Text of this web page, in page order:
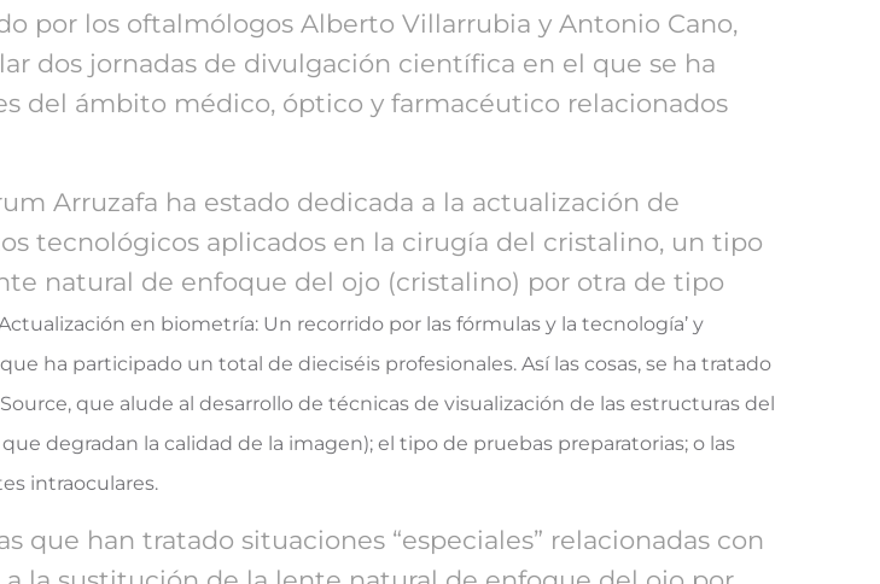
por los oftalmólogos Alberto Villarrubia y Antonio Cano,
dos jornadas de divulgación científica en el que se ha
del ámbito médico, óptico y farmacéutico relacionados
Arruzafa ha estado dedicada a la actualización de
tecnológicos aplicados en la cirugía del cristalino, un tipo
natural de enfoque del ojo (cristalino) por otra de tipo
en biometría: Un recorrido por las fórmulas y la tecnología’ y
ha participado un total de dieciséis profesionales. Así las cosas, se ha tratado
que alude al desarrollo de técnicas de visualización de las estructuras del
degradan la calidad de la imagen); el tipo de pruebas preparatorias; o las
intraoculares.
que han tratado situaciones “especiales” relacionadas con